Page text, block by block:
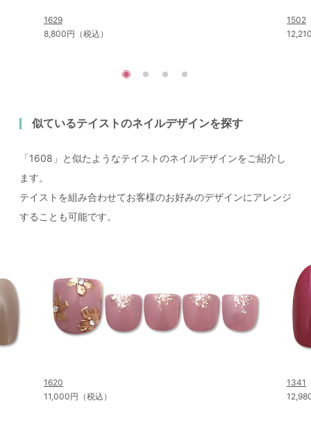
1629
8,800円（税込）
1502
似ているテイストのネイルデザインを探す
「1608」と似たようなテイストのネイルデザインをご紹介し
ます。
テイストを組み合わせてお客様のお好みのデザインにアレンジ
することも可能です。
1620
11,000円（税込）
1341